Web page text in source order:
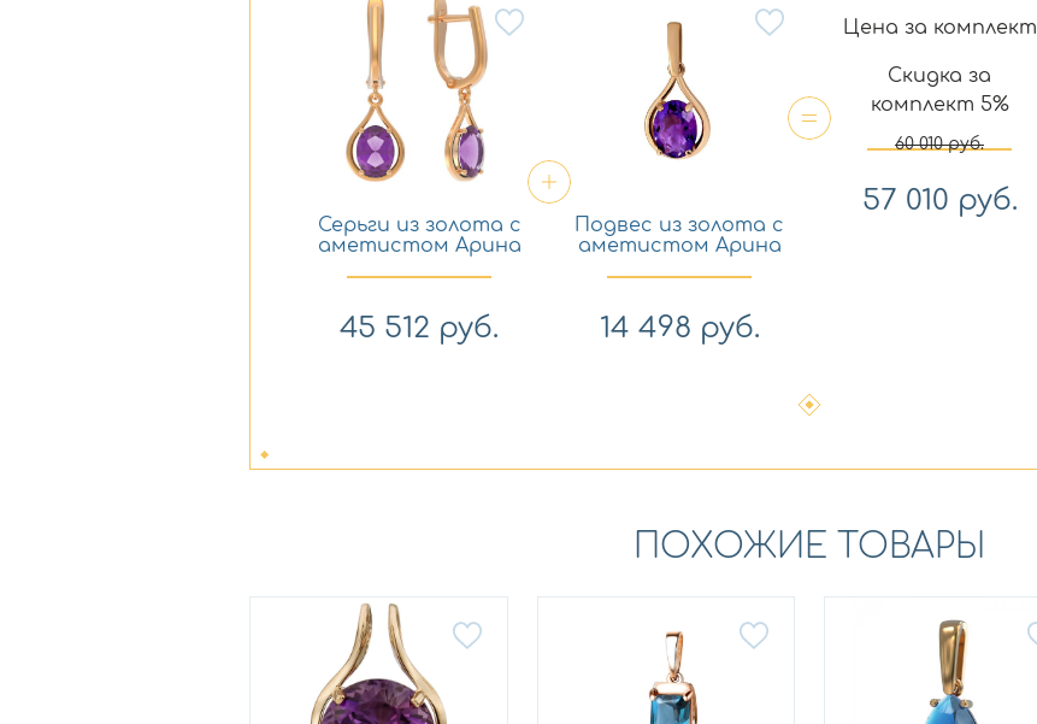
Серьги из золота с
аметистом Арина
45 512 руб.
Подвес из золота с
аметистом Арина
14 498 руб.
Цена за комплект
Скидка за
комплект 5%
60 010руб.
57 010 руб.
ПОХОЖИЕ ТОВАРЫ